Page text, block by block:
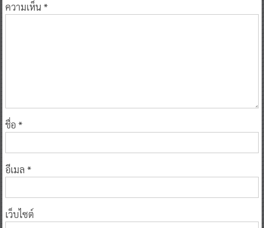
ความเห็น*
ชื่อ *
อีเมล *
เว็บไซต์